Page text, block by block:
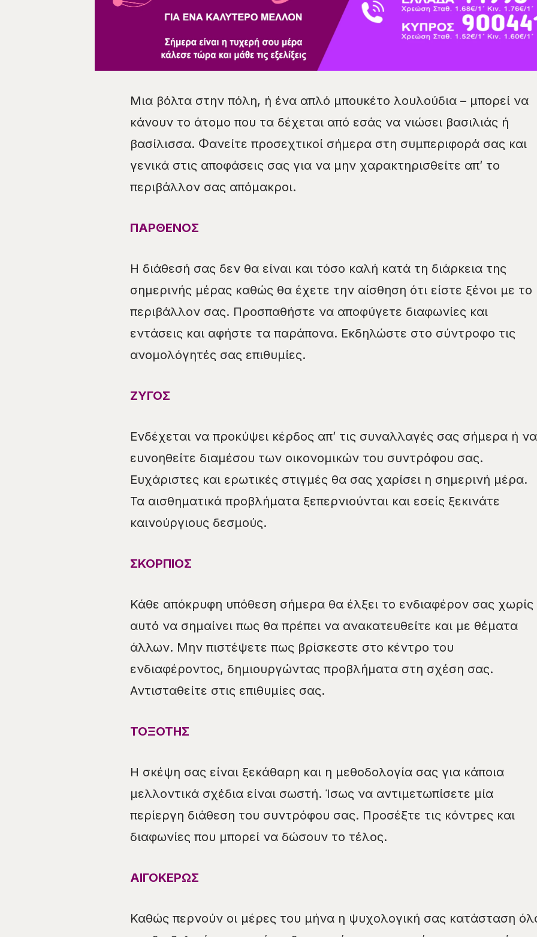
Μια βόλτα στην πόλη, ή ένα απλό μπουκέτο λουλούδια – μπορεί να
κάνουν το άτομο που τα δέχεται από εσάς να νιώσει βασιλιάς ή
βασίλισσα. Φανείτε προσεχτικοί σήμερα στη συμπεριφορά σας και
γενικά στις αποφάσεις σας για να μην χαρακτηρισθείτε απ’ το
περιβάλλον σας απόμακροι.
ΠΑΡΘΕΝΟΣ
Η διάθεσή σας δεν θα είναι και τόσο καλή κατά τη διάρκεια της
σημερινής μέρας καθώς θα έχετε την αίσθηση ότι είστε ξένοι με το
περιβάλλον σας. Προσπαθήστε να αποφύγετε διαφωνίες και
εντάσεις και αφήστε τα παράπονα. Εκδηλώστε στο σύντροφο τις
ανομολόγητές σας επιθυμίες.
ΖΥΓΟΣ
Ενδέχεται να προκύψει κέρδος απ’ τις συναλλαγές σας σήμερα ή να
ευνοηθείτε διαμέσου των οικονομικών του συντρόφου σας.
Ευχάριστες και ερωτικές στιγμές θα σας χαρίσει η σημερινή μέρα.
Τα αισθηματικά προβλήματα ξεπερνιούνται και εσείς ξεκινάτε
καινούργιους δεσμούς.
ΣΚΟΡΠΙΟΣ
Κάθε απόκρυφη υπόθεση σήμερα θα έλξει το ενδιαφέρον σας χωρίς
αυτό να σημαίνει πως θα πρέπει να ανακατευθείτε και με θέματα
άλλων. Μην πιστέψετε πως βρίσκεστε στο κέντρο του
ενδιαφέροντος, δημιουργώντας προβλήματα στη σχέση σας.
Αντισταθείτε στις επιθυμίες σας.
ΤΟΞΟΤΗΣ
Η σκέψη σας είναι ξεκάθαρη και η μεθοδολογία σας για κάποια
μελλοντικά σχέδια είναι σωστή. Ίσως να αντιμετωπίσετε μία
περίεργη διάθεση του συντρόφου σας. Προσέξτε τις κόντρες και
διαφωνίες που μπορεί να δώσουν το τέλος.
ΑΙΓΟΚΕΡΩΣ
Καθώς περνούν οι μέρες του μήνα η ψυχολογική σας κατάσταση